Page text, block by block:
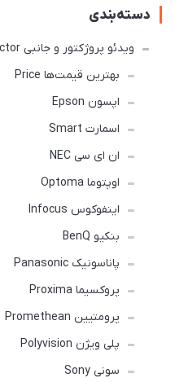
دسته‌بندی
ویدئو پروژکتور و جانبی Projector
بهترین قیمت‌ها Price
اپسون Epson
اسمارت Smart
ان ای سی NEC
اوپتوما Optoma
اینفوکوس Infocus
بنکیو BenQ
پاناسونیک Panasonic
پروکسیما Proxima
پرومتیین Promethean
پلی ویژن Polyvision
سونی Sony